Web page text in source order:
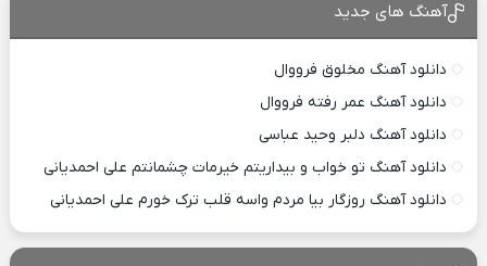
آهنگ های جدید
دانلود آهنگ مخلوق فرووال
دانلود آهنگ عمر رفته فرووال
دانلود آهنگ دلبر وحید عباسی
دانلود آهنگ تو خواب و بیداریتم خیرمات چشمانتم علی احمدیانی
دانلود آهنگ روزگار بیا مردم واسه قلب ترک خورم علی احمدیانی